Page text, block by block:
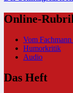
Online-
Vom
Humorkritik
Audio
Das Heft